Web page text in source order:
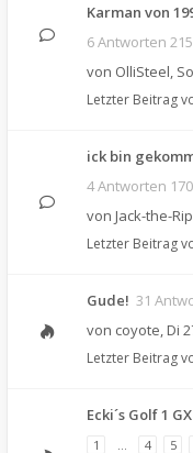
Karman von
6 Antworten
von OlliSteel,
Letzter Beitrag
ick bin
4 Antworten
von Jack-the-
Letzter Beitrag
Gude! 31
von coyote, Di
Letzter Beitrag
Ecki´s Golf 1 GX
1 … 4 5